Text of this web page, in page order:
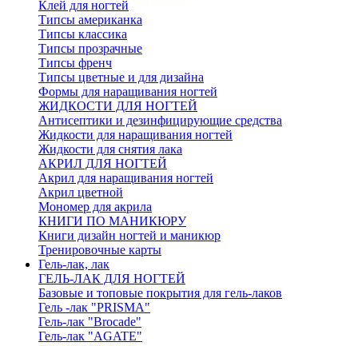
Клей для ногтей
Типсы американка
Типсы классика
Типсы прозрачные
Типсы френч
Типсы цветные и для дизайна
Формы для наращивания ногтей
ЖИДКОСТИ ДЛЯ НОГТЕЙ
Антисептики и дезинфицирующие средства
Жидкости для наращивания ногтей
Жидкости для снятия лака
АКРИЛ ДЛЯ НОГТЕЙ
Акрил для наращивания ногтей
Акрил цветной
Мономер для акрила
КНИГИ ПО МАНИКЮРУ
Книги дизайн ногтей и маникюр
Тренировочные карты
Гель-лак, лак
ГЕЛЬ-ЛАК ДЛЯ НОГТЕЙ
Базовые и топовые покрытия для гель-лаков
Гель -лак "PRISMA"
Гель-лак "Brocade"
Гель-лак "AGATE"